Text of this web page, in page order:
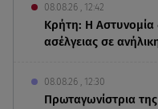
08.08.26 , 12:42
Κρήτη: Η Αστυνομία
ασέλγειας σε
08.08.26 , 12:30
Πρωταγωνίστρια